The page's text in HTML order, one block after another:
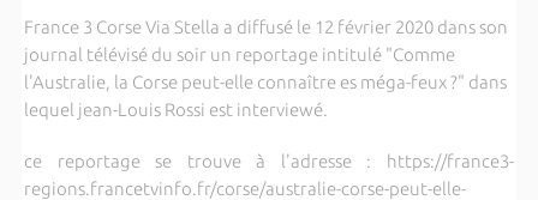
France 3 Corse Via Stella a diffusé le 12 février 2020 dans son
journal télévisé du soir un reportage intitulé "Comme
l'Australie, la Corse peut-elle connaître es méga-feux ?" dans
lequel jean-Louis Rossi est interviewé.
ce reportage se trouve à l'adresse : https://france3-
regions.francetvinfo.fr/corse/australie-corse-peut-elle-